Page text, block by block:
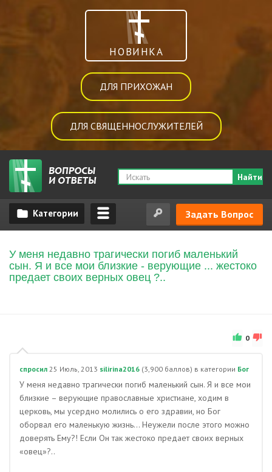
НОВИНКА
ДЛЯ ПРИХОЖАН
ДЛЯ СВЯЩЕННОСЛУЖИТЕЛЕЙ
Найти
Задать Вопрос
У меня недавно трагически погиб маленький
сын. Я и все мои близкие - верующие ... жестоко
предает своих верных овец ?..
0
спросил 25 Июль, 2013 silirina2016 (3,900 баллов) в категории Бог
У меня недавно трагически погиб маленький сын. Я и все мои
близкие – верующие православные христиане, ходим в
церковь, мы усердно молились о его здравии, но Бог
оборвал его маленькую жизнь… Неужели после этого можно
доверять Ему?! Если Он так жестоко предает своих верных
«овец»?..